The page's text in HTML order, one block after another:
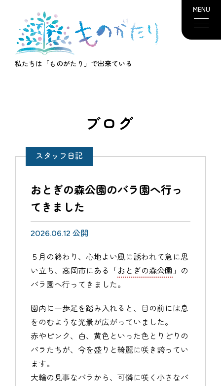
MENU
私たちは「ものがたり」で出来ている
ブログ
スタッフ日記
おとぎの森公園のバラ園へ行っ
てきました
2026.06.12 公開
５月の終わり、心地よい風に誘われて急に思
い立ち、高岡市にある「 おとぎの森公園 」の
バラ園へ行ってきました。
園内に一歩足を踏み入れると、目の前には息
をのむような光景が広がっていました。
赤やピンク、白、黄色といった色とりどりの
バラたちが、今を盛りと綺麗に咲き誇ってい
ます。
大輪の見事なバラから、可憐に咲く小さなバ